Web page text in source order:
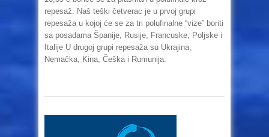
repesaž. Naš teški četverac je u prvoj grupi
repesaža u kojoj će se za tri polufinalne “vize” boriti
sa posadama Španije, Rusije, Francuske, Poljske i
Italije U drugoj grupi repesaža su Ukrajina,
Nemačka, Kina, Češka i Rumunija.